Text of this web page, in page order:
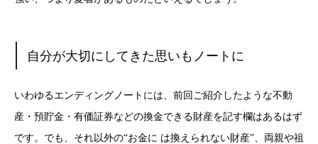
自分が大切にしてきた思いもノートに
いわゆるエンディングノートには、前回ご紹介したような不動
産・預貯金・有価証券などの換金できる財産を記す欄はあるはず
です。でも、それ以外の“お金に は換えられない財産”、両親や祖